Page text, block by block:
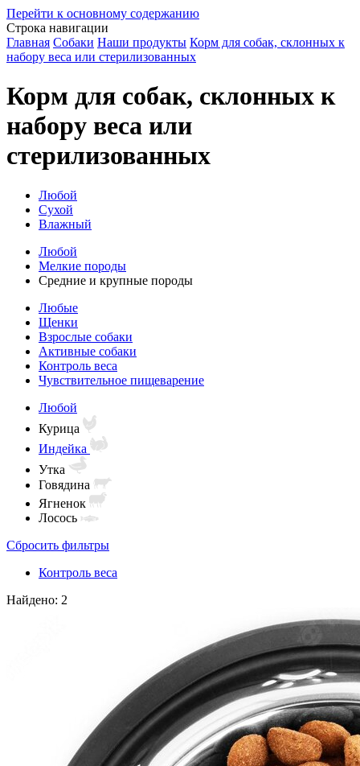
Перейти к основному содержанию
Строка навигации
Главная Собаки Наши продукты Корм для собак, склонных к
набору веса или стерилизованных
Корм для собак, склонных к
набору веса или
стерилизованных
Любой
Сухой
Влажный
Любой
Мелкие породы
Средние и крупные породы
Любые
Щенки
Взрослые собаки
Активные собаки
Контроль веса
Чувствительное пищеварение
Любой
Курица
Индейка
Утка
Говядина
Ягненок
Лосось
Сбросить фильтры
Контроль веса
Найдено: 2